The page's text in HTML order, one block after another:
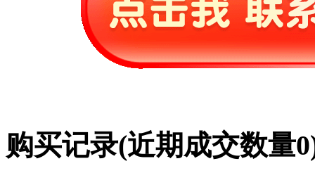
购买记录(近期成交数量0